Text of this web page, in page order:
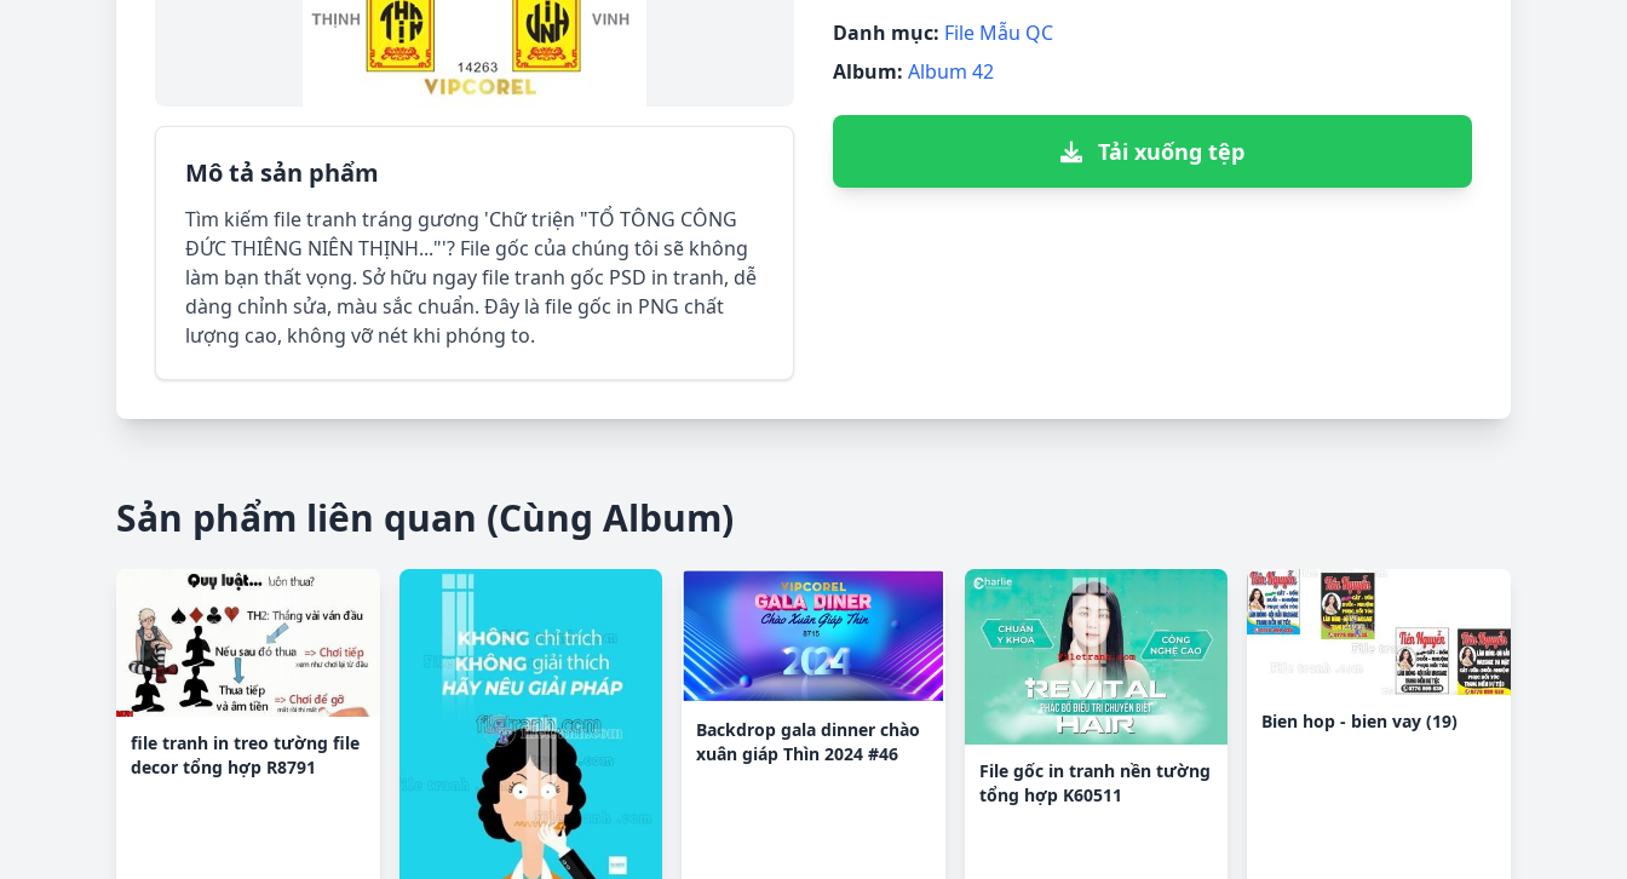
Mô tả sản phẩm
Tìm kiếm file tranh tráng gương 'Chữ triện "TỔ TÔNG CÔNG
ĐỨC THIÊNG NIÊN THỊNH..."'? File gốc của chúng tôi sẽ không
làm bạn thất vọng. Sở hữu ngay file tranh gốc PSD in tranh, dễ
dàng chỉnh sửa, màu sắc chuẩn. Đây là file gốc in PNG chất
lượng cao, không vỡ nét khi phóng to.
Danh mục: File Mẫu QC
Album: Album 42
Tải xuống tệp
Sản phẩm liên quan (Cùng Album)
file tranh in treo tường file
decor tổng hợp R8791
Backdrop gala dinner chào
xuân giáp Thìn 2024 #46
File gốc in tranh nền tường
tổng hợp K60511
Bien hop - bien vay (19)